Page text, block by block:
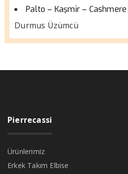
Palto – Kaşmir –
Durmus Üzümcü
Pierrecassi
Ürünlerimiz
Erkek Takım Elbise